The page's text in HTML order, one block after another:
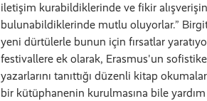
iletişim kurabildiklerinde ve fikir
bulunabildiklerinde mutlu oluyorlar.”
yeni dürtülerle bunun için fırsatlar
festivallere ek olarak, Erasmus'un
yazarlarını tanıttığı düzenli kitap
bir kütüphanenin kurulmasına bile